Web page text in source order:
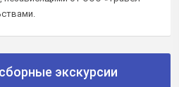
экскурсии